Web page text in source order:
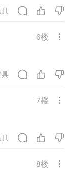
具
6楼
具
7楼
具
8楼